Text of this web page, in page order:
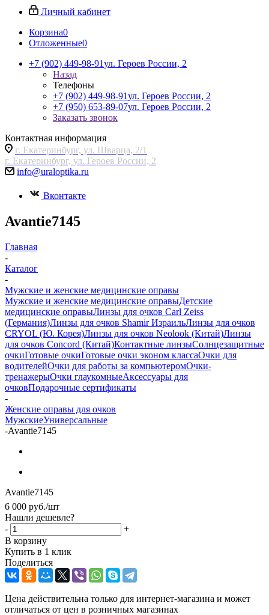
Личный кабинет
Корзина0
Отложенные0
+7 (902) 449-98-91ул. Героев России, 2
Назад
Телефоны
+7 (902) 449-98-91ул. Героев России, 2
+7 (950) 653-89-07ул. Героев России, 2
Заказать звонок
Контактная информация
г. Екатеринбург, ул. Шварца, 2/1
г. Екатеринбург, ул. Героев России, 2
info@uraloptika.ru
Вконтакте
Avantie7145
Главная
-
Каталог
-
Мужские и женские медицинские оправы
Мужские и женские медицинские оправыДетские
медицинские оправыЛинзы для очков Carl Zeiss
(Германия)Линзы для очков Shamir ИзраильЛинзы для очков
CRYOL (Ю. Корея)Линзы для очков Neolook (Китай)Линзы
для очков Concord (Китай)Контактные линзыСолнцезащитные
очкиГотовые очкиГотовые очки эконом классаОчки для
водителейОчки для работы за компьютеромОчки-
тренажерыОчки глаукомныеАксессуары для
очковПодарочные сертификаты
-
Женские оправы для очков
МужскиеУниверсальные
-Avantie7145
Avantie7145
6 000 руб./шт
Нашли дешевле?
-
+
В корзину
Купить в 1 клик
Поделиться
Цена действительна только для интернет-магазина и может
отличаться от цен в розничных магазинах